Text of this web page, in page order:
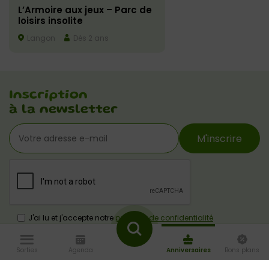
Sorties Agenda Anniversaires Bons plans
L’Armoire aux jeux – Parc de
loisirs insolite
Langon Dès 2 ans
Inscription
à la newsletter
M'inscrire
J'ai lu et j'accepte notre politique de confidentialité
Suivez nos